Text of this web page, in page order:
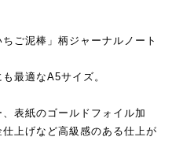
ご泥棒」柄ジャーナルノート
最適なA5サイズ。
表紙のゴールドフォイル加
上げなど高級感のある仕上が